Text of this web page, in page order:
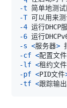
-t
-T
-4
-6
-s <服务器>
-cf <配置文件
-lf <租约文件
-pf <PID文件
-tf <跟踪输